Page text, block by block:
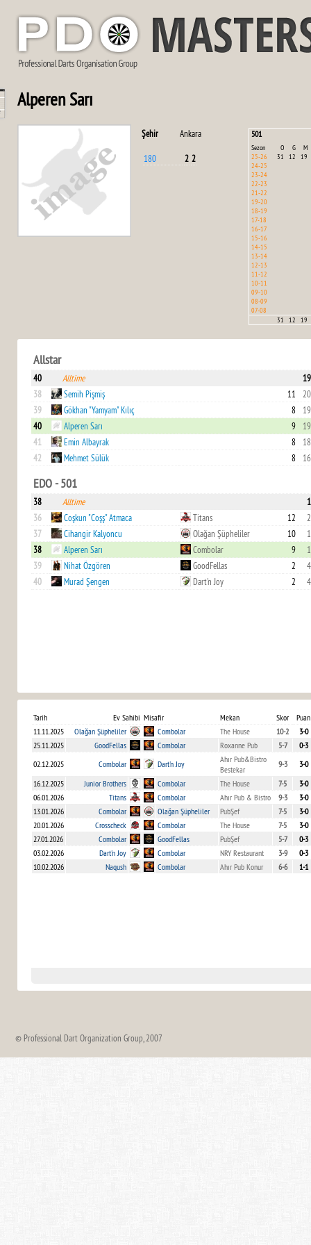
Alperen Sarı
501
Sezon O G
M
25-26
31 12
19
24-25
23-24
22-23
21-22
19-20
18-19
17-18
16-17
15-16
14-15
13-14
12-13
11-12
10-11
09-10
08-09
07-08
31
12 19
Şehir Ankara
180 2 2
Allstar
40 Alltime
38
Semih Pişmiş 11
39
Gökhan "Yamyam" Kılıç 8
40
Alperen Sarı 9
41
Emin Albayrak 8
42
Mehmet Sülük 8
EDO - 501
38 Alltime
36
Coşkun "Coşş" Atmaca Titans 12
37
Cihangir Kalyoncu Olağan Şüpheliler 10
38
Alperen Sarı Combolar 9
39
Nihat Özgören GoodFellas 2
40
Murad Şengen Dart'n Joy 2
Tarih Ev Sahibi Misafir Mekan Skor
Puan
11.11.2025
Olağan Şüpheliler Combolar The House 10-2
3-0
25.11.2025
GoodFellas Combolar Roxanne Pub 5-7
0-3
02.12.2025
Combolar Dart'n Joy
Ahır Pub&Bistro
Bestekar
9-3
3-0
16.12.2025
Junior Brothers Combolar The House 7-5
3-0
06.01.2026
Titans Combolar Ahır Pub & Bistro 9-3
3-0
13.01.2026
Combolar Olağan Şüpheliler PubŞef 7-5
3-0
20.01.2026
Crosscheck Combolar The House 7-5
3-0
27.01.2026
Combolar GoodFellas PubŞef 5-7
0-3
03.02.2026
Dart'n Joy Combolar NRY Restaurant 3-9
0-3
10.02.2026
Naqush Combolar Ahır Pub Konur 6-6 1-1
© Professional Dart Organization Group, 2007